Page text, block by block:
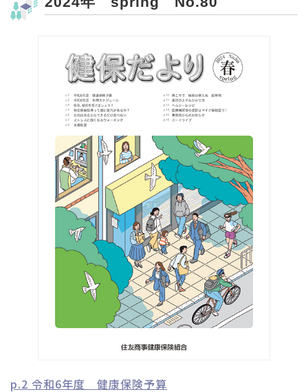
p.2 令和6年度 健康保険予算